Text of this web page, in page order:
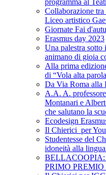
programma al
Collaborazione
Liceo artistico
Giornate Fai
Erasmus day 2023
Una palestra
animano di gioia
Alla prima
di “Vola alta
Da Via Roma alla
A.A. A.
Montanari e
che salutano la
Ecodesign
Il Chierici per
Studentesse del
idoneità alla
PRIMO